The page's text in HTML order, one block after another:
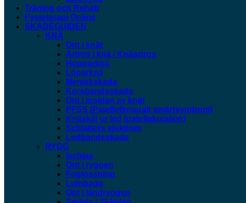
Träning och Rehab
Fysioterapi Online
SKADEGUIDEN
KNÄ
Ont i knät
Artros i knä / Knäartros
Hopparknä
Löparknä
Meniskskada
Korsbandsskada
Ont i insidan av knät
PFSS (Patellofemoralt smärtsyndrom)
Knäskål ur led (patellaluxation)
Schlatters sjukdom
Ledbandsskada
RYGG
Ischias
Ont i ryggen
Foglossning
Lumbago
Ont i ländryggen